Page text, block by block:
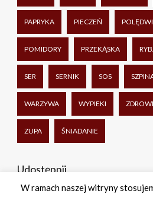
PAPRYKA PIECZEŃ
POMIDORY PRZEKĄSKA
SER SERNIK SOS
WARZYWA WYPIEKI
ZUPA ŚNIADANIE
Udostępnij
W ramach naszej witryny